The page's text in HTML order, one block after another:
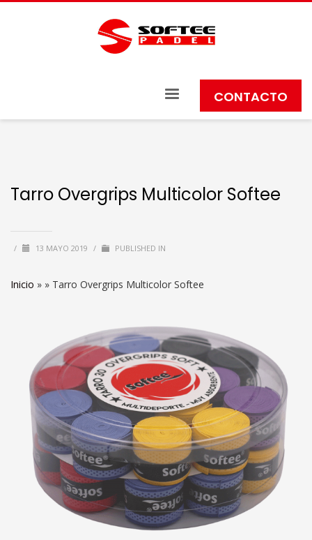
CONTACTO
Tarro Overgrips Multicolor Softee
/ 13 MAYO 2019 / PUBLISHED IN
Inicio » » Tarro Overgrips Multicolor Softee